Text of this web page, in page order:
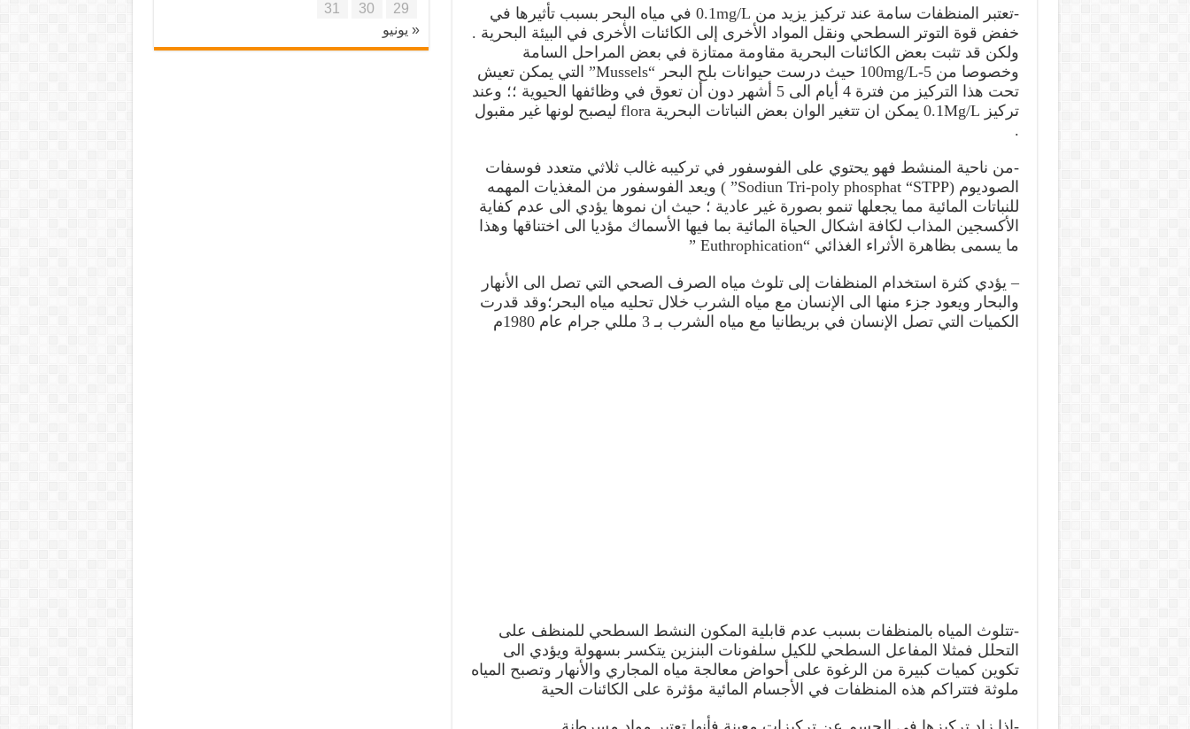
-تعتبر المنظفات سامة عند تركيز يزيد من 0.1mg/L في مياه البحر بسبب تأثيرها في
خفض قوة التوتر السطحي ونقل المواد الأخرى إلى الكائنات الأخرى في البيئة البحرية .
ولكن قد تثبت بعض الكائنات البحرية مقاومة ممتازة في بعض المراحل السامة
وخصوصا من 5-100mg/L حيث درست حيوانات بلح البحر “Mussels” التي يمكن تعيش
تحت هذا التركيز من فترة 4 أيام الى 5 أشهر دون أن تعوق في وظائفها الحيوية ؛؛ وعند
تركيز 0.1Mg/L يمكن ان تتغير الوان بعض النباتات البحرية flora ليصبح لونها غير مقبول
.
-من ناحية المنشط فهو يحتوي على الفوسفور في تركيبه غالب ثلاثي متعدد فوسفات
الصوديوم (Sodiun Tri-poly phosphat “STPP” ) ويعد الفوسفور من المغذيات المهمه
للنباتات المائية مما يجعلها تنمو بصورة غير عادية ؛ حيث ان نموها يؤدي الى عدم كفاية
الأكسجين المذاب لكافة اشكال الحياة المائية بما فيها الأسماك مؤديا الى اختناقها وهذا
ما يسمى بظاهرة الأثراء الغذائي “Euthrophication ”
– يؤدي كثرة استخدام المنظفات إلى تلوث مياه الصرف الصحي التي تصل الى الأنهار
والبحار ويعود جزء منها الى الإنسان مع مياه الشرب خلال تحليه مياه البحر؛وقد قدرت
الكميات التي تصل الإنسان في بريطانيا مع مياه الشرب بـ 3 مللي جرام عام 1980م
-تتلوث المياه بالمنظفات بسبب عدم قابلية المكون النشط السطحي للمنظف على
التحلل فمثلا المفاعل السطحي للكيل سلفونات البنزين يتكسر بسهولة ويؤدي الى
تكوين كميات كبيرة من الرغوة على أحواض معالجة مياه المجاري والأنهار وتصبح المياه
ملوثة فتتراكم هذه المنظفات في الأجسام المائية مؤثرة على الكائنات الحية
29
30
31
« يونيو